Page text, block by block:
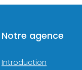
Notre agence
Introduction